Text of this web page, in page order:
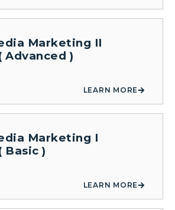
Marketing II
Advanced )
LEARN MORE
Marketing I
Basic )
LEARN MORE